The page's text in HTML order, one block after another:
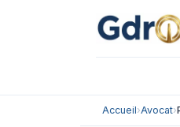
Accueil›Avocat›